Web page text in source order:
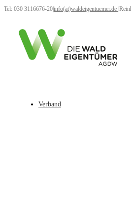
Tel: 030 3116676-20info(at)waldeigentuemer.de
Verband